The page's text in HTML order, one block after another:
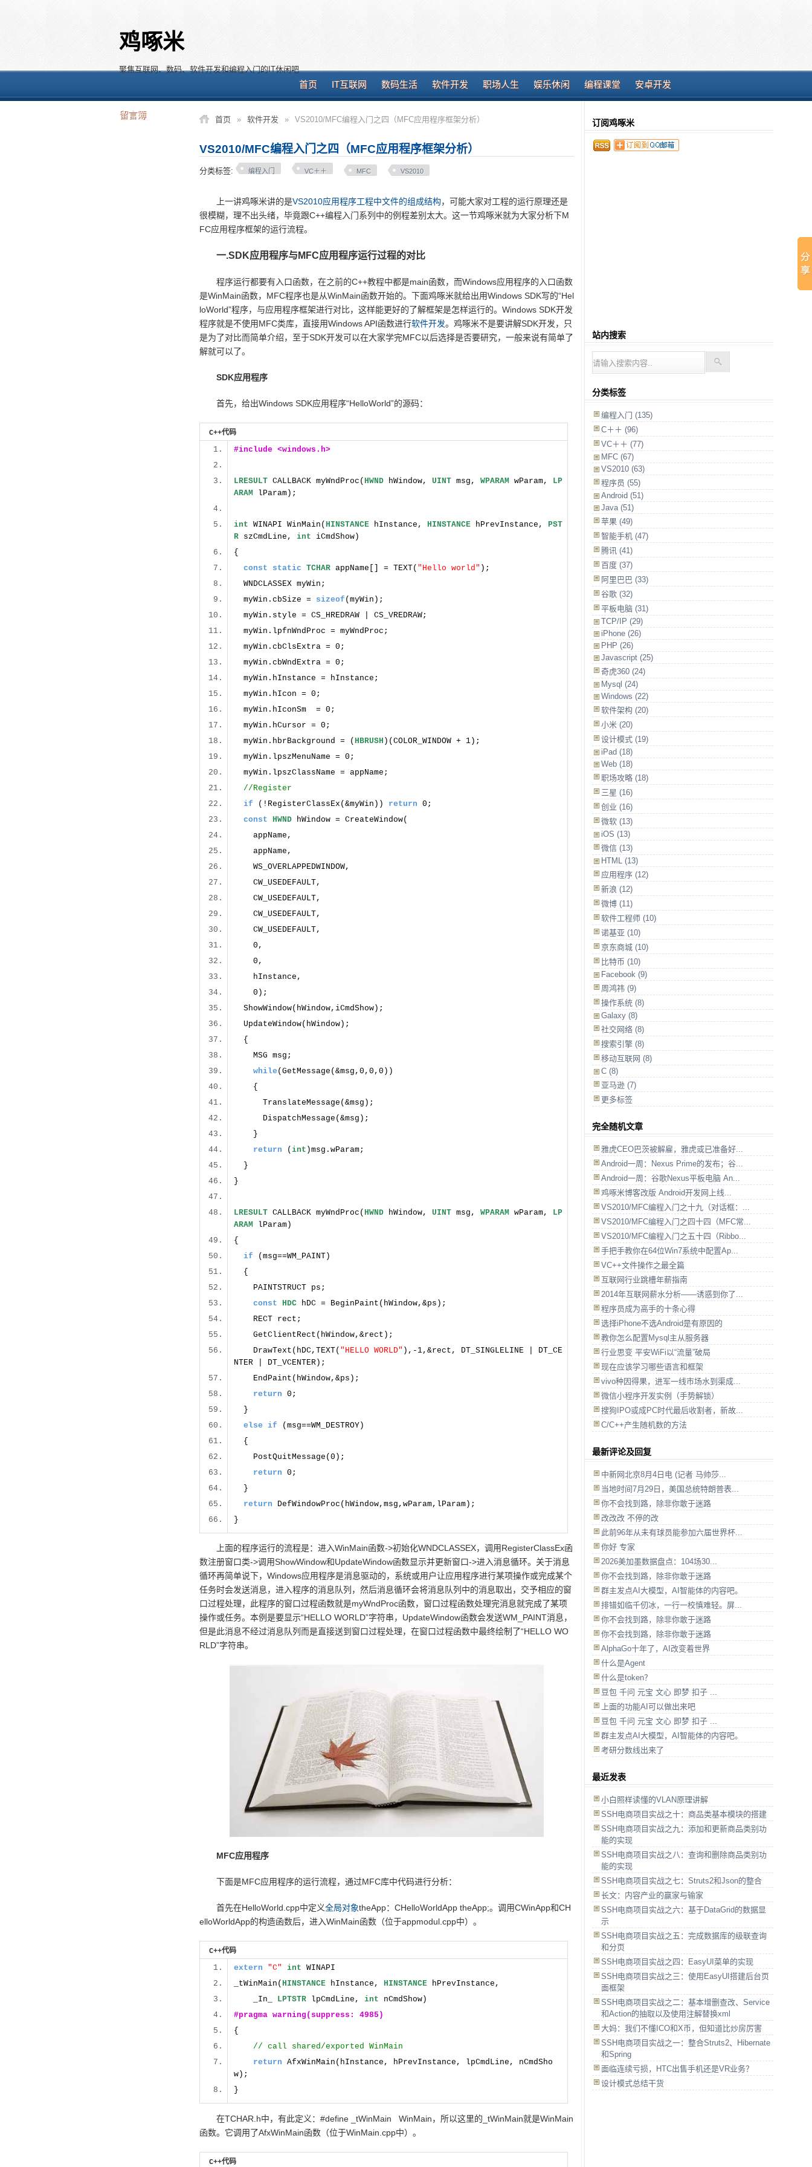
鸡啄米
聚焦互联网、数码、软件开发和编程入门的IT休闲吧
首页 IT互联网 数码生活 软件开发 职场人生 娱乐休闲 编程课堂 安卓开发
留言簿 首页 » 软件开发 » VS2010/MFC编程入门之四（MFC应用程序框架分析）
VS2010/MFC编程入门之四（MFC应用程序框架分析）
分类标签: 编程入门 VC＋＋ MFC VS2010
上一讲鸡啄米讲的是VS2010应用程序工程中文件的组成结构，可能大家对工程的运行原理还是
很模糊，理不出头绪，毕竟跟C++编程入门系列中的例程差别太大。这一节鸡啄米就为大家分析下M
FC应用程序框架的运行流程。
一.SDK应用程序与MFC应用程序运行过程的对比
程序运行都要有入口函数，在之前的C++教程中都是main函数，而Windows应用程序的入口函数
是WinMain函数，MFC程序也是从WinMain函数开始的。下面鸡啄米就给出用Windows SDK写的“Hel
loWorld”程序，与应用程序框架进行对比，这样能更好的了解框架是怎样运行的。Windows SDK开发
程序就是不使用MFC类库，直接用Windows API函数进行软件开发。鸡啄米不是要讲解SDK开发，只
是为了对比而简单介绍，至于SDK开发可以在大家学完MFC以后选择是否要研究，一般来说有简单了
解就可以了。
SDK应用程序
首先，给出Windows SDK应用程序“HelloWorld”的源码：
C++代码
#include <windows.h>
LRESULT CALLBACK myWndProc( HWND hWindow, UINT msg, WPARAM wParam, LP
ARAM lParam);
int WINAPI WinMain( HINSTANCE hInstance, HINSTANCE hPrevInstance, PST
R szCmdLine, int iCmdShow)
{
const
static TCHAR appName[] = TEXT( "Hello world" );
WNDCLASSEX myWin;
myWin.cbSize = sizeof (myWin);
myWin.style = CS_HREDRAW | CS_VREDRAW;
myWin.lpfnWndProc = myWndProc;
myWin.cbClsExtra = 0;
myWin.cbWndExtra = 0;
myWin.hInstance = hInstance;
myWin.hIcon = 0;
myWin.hIconSm = 0;
myWin.hCursor = 0;
myWin.hbrBackground = ( HBRUSH )(COLOR_WINDOW + 1);
myWin.lpszMenuName = 0;
myWin.lpszClassName = appName;
//Register
if (!RegisterClassEx(&myWin)) return 0;
const HWND hWindow = CreateWindow(
appName,
appName,
WS_OVERLAPPEDWINDOW,
CW_USEDEFAULT,
CW_USEDEFAULT,
CW_USEDEFAULT,
CW_USEDEFAULT,
0,
0,
hInstance,
0);
ShowWindow(hWindow,iCmdShow);
UpdateWindow(hWindow);
{
MSG msg;
while (GetMessage(&msg,0,0,0))
{
TranslateMessage(&msg);
DispatchMessage(&msg);
}
return ( int )msg.wParam;
}
}
LRESULT CALLBACK myWndProc( HWND hWindow, UINT msg, WPARAM wParam, LP
ARAM lParam)
{
if (msg==WM_PAINT)
{
PAINTSTRUCT ps;
const HDC hDC = BeginPaint(hWindow,&ps);
RECT rect;
GetClientRect(hWindow,&rect);
DrawText(hDC,TEXT( "HELLO WORLD" ),-1,&rect, DT_SINGLELINE | DT_CE
NTER | DT_VCENTER);
EndPaint(hWindow,&ps);
return 0;
}
else if (msg==WM_DESTROY)
{
PostQuitMessage(0);
return 0;
}
return DefWindowProc(hWindow,msg,wParam,lParam);
}
上面的程序运行的流程是：进入WinMain函数->初始化WNDCLASSEX，调用RegisterClassEx函
数注册窗口类->调用ShowWindow和UpdateWindow函数显示并更新窗口->进入消息循环。关于消息
循环再简单说下，Windows应用程序是消息驱动的，系统或用户让应用程序进行某项操作或完成某个
任务时会发送消息，进入程序的消息队列，然后消息循环会将消息队列中的消息取出，交予相应的窗
口过程处理，此程序的窗口过程函数就是myWndProc函数，窗口过程函数处理完消息就完成了某项
操作或任务。本例是要显示“HELLO WORLD”字符串，UpdateWindow函数会发送WM_PAINT消息，
但是此消息不经过消息队列而是直接送到窗口过程处理，在窗口过程函数中最终绘制了“HELLO WO
RLD”字符串。
MFC应用程序
下面是MFC应用程序的运行流程，通过MFC库中代码进行分析：
首先在HelloWorld.cpp中定义全局对象theApp：CHelloWorldApp theApp;。调用CWinApp和CH
elloWorldApp的构造函数后，进入WinMain函数（位于appmodul.cpp中）。
C++代码
extern "C" int WINAPI
_tWinMain( HINSTANCE hInstance, HINSTANCE hPrevInstance,
_In_ LPTSTR lpCmdLine, int nCmdShow)
#pragma warning(suppress: 4985)
{
// call shared/exported WinMain
return AfxWinMain(hInstance, hPrevInstance, lpCmdLine, nCmdSho
w);
}
在TCHAR.h中，有此定义：#define _tWinMain
WinMain，所以这里的_tWinMain就是WinMain
函数。它调用了AfxWinMain函数（位于WinMain.cpp中）。
C++代码
订阅鸡啄米
站内搜索
分类标签
编程入门 (135)
C＋＋ (96)
VC＋＋ (77)
MFC (67)
VS2010 (63)
程序员 (55)
Android (51)
Java (51)
苹果 (49)
智能手机 (47)
腾讯 (41)
百度 (37)
阿里巴巴 (33)
谷歌 (32)
平板电脑 (31)
TCP/IP (29)
iPhone (26)
PHP (26)
Javascript (25)
奇虎360 (24)
Mysql (24)
Windows (22)
软件架构 (20)
小米 (20)
设计模式 (19)
iPad (18)
Web (18)
职场攻略 (18)
三星 (16)
创业 (16)
微软 (13)
iOS (13)
微信 (13)
HTML (13)
应用程序 (12)
新浪 (12)
微博 (11)
软件工程师 (10)
诺基亚 (10)
京东商城 (10)
比特币 (10)
Facebook (9)
周鸿祎 (9)
操作系统 (8)
Galaxy (8)
社交网络 (8)
搜索引擎 (8)
移动互联网 (8)
C (8)
亚马逊 (7)
更多标签
完全随机文章
雅虎CEO巴茨被解雇，雅虎或已准备好...
Android一周：Nexus Prime的发布；谷...
Android一周：谷歌Nexus平板电脑 An...
鸡啄米博客改版 Android开发网上线...
VS2010/MFC编程入门之十九（对话框：...
VS2010/MFC编程入门之四十四（MFC常...
VS2010/MFC编程入门之五十四（Ribbo...
手把手教你在64位Win7系统中配置Ap...
VC++文件操作之最全篇
互联网行业跳槽年薪指南
2014年互联网薪水分析——诱惑到你了...
程序员成为高手的十条心得
选择iPhone不选Android是有原因的
教你怎么配置Mysql主从服务器
行业思变 平安WiFi以“流量”破局
现在应该学习哪些语言和框架
vivo种因得果，进军一线市场水到渠成...
微信小程序开发实例（手势解锁）
搜狗IPO或成PC时代最后收割者，新故...
C/C++产生随机数的方法
最新评论及回复
中新网北京8月4日电 (记者 马帅莎...
当地时间7月29日，美国总统特朗普表...
你不会找到路，除非你敢于迷路
改改改 不停的改
此前96年从未有球员能参加六届世界杯...
你好 专家
2026美加墨数据盘点：104场30...
你不会找到路，除非你敢于迷路
群主发点AI大模型，AI智能体的内容吧。
排错如临千仞冰，一行一校慎难轻。屏...
你不会找到路，除非你敢于迷路
你不会找到路，除非你敢于迷路
AlphaGo十年了，AI改变着世界
什么是Agent
什么是token？
豆包 千问 元宝 文心 即梦 扣子 ...
上面的功能AI可以做出来吧
豆包 千问 元宝 文心 即梦 扣子 ...
群主发点AI大模型，AI智能体的内容吧。
考研分数线出来了
最近发表
小白照样读懂的VLAN原理讲解
SSH电商项目实战之十：商品类基本模块的搭建
SSH电商项目实战之九：添加和更新商品类别功
能的实现
SSH电商项目实战之八：查询和删除商品类别功
能的实现
SSH电商项目实战之七：Struts2和Json的整合
长文：内容产业的赢家与输家
SSH电商项目实战之六：基于DataGrid的数据显
示
SSH电商项目实战之五：完成数据库的级联查询
和分页
SSH电商项目实战之四：EasyUI菜单的实现
SSH电商项目实战之三：使用EasyUI搭建后台页
面框架
SSH电商项目实战之二：基本增删查改、Service
和Action的抽取以及使用注解替换xml
大妈：我们不懂ICO和X币，但知道比炒房厉害
SSH电商项目实战之一：整合Struts2、Hibernate
和Spring
面临连续亏损，HTC出售手机还是VR业务？
设计模式总结干货